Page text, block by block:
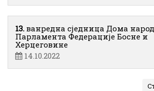
13. ванредна сједница Дома
Парламента Федерације Босне и
Херцеговине
14.10.2022